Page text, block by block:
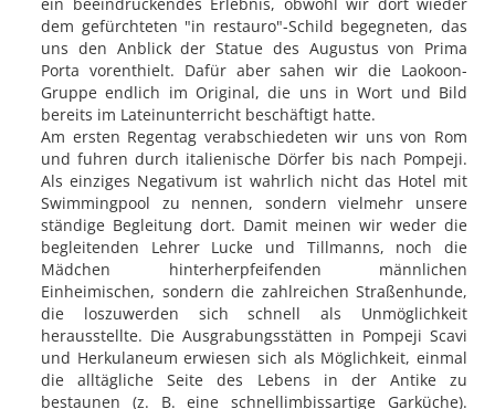
dem gefürchteten "in restauro"-Schild begegneten, das
uns den Anblick der Statue des Augustus von Prima
Porta vorenthielt. Dafür aber sahen wir die Laokoon-
Gruppe endlich im Original, die uns in Wort und Bild
bereits im Lateinunterricht beschäftigt hatte.
Am ersten Regentag verabschiedeten wir uns von Rom
und fuhren durch italienische Dörfer bis nach Pompeji.
Als einziges Negativum ist wahrlich nicht das Hotel mit
Swimmingpool zu nennen, sondern vielmehr unsere
ständige Begleitung dort. Damit meinen wir weder die
begleitenden Lehrer Lucke und Tillmanns, noch die
Mädchen hinterherpfeifenden männlichen
Einheimischen, sondern die zahlreichen Straßenhunde,
die loszuwerden sich schnell als Unmöglichkeit
herausstellte. Die Ausgrabungsstätten in Pompeji Scavi
und Herkulaneum erwiesen sich als Möglichkeit, einmal
die alltägliche Seite des Lebens in der Antike zu
bestaunen (z. B. eine schnellimbissartige Garküche).